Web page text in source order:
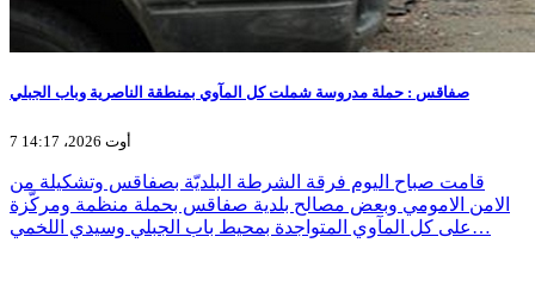
صفاقس : حملة مدروسة شملت كل المآوي بمنطقة الناصرية وباب الجبلي
7 أوت 2026، 14:17
قامت صباح اليوم فرقة الشرطة البلديّة بصفاقس وتشكيلة من
الامن الامومي وبعض مصالح بلدية صفاقس بحملة منظمة ومركّزة
على كل المآوي المتواجدة بمحيط باب الجبلي وسيدي اللخمي…